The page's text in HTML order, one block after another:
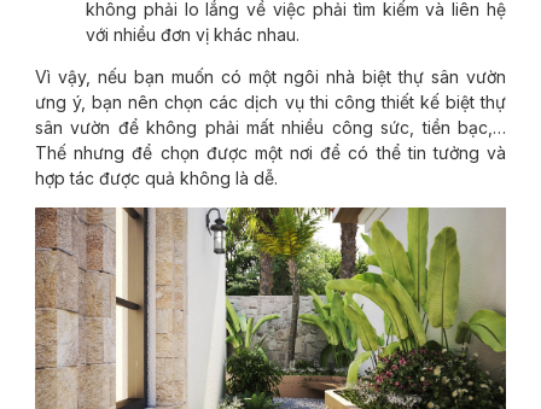
không phải lo lắng về việc phải tìm kiếm và liên hệ
với nhiều đơn vị khác nhau.
Vì vậy, nếu bạn muốn có một ngôi nhà biệt thự sân vườn
ưng ý, bạn nên chọn các dịch vụ thi công thiết kế biệt thự
sân vườn để không phải mất nhiều công sức, tiền bạc,…
Thế nhưng để chọn được một nơi để có thể tin tưởng và
hợp tác được quả không là dễ.